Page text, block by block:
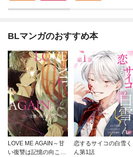
BLマンガのおすすめ本
LOVE ME AGAIN～甘
い復讐は記憶の向こう
恋するサイコの白雪く
ん第1話